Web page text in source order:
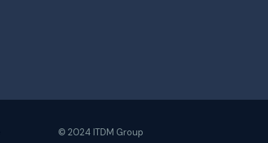
© 2024 ITDM Group